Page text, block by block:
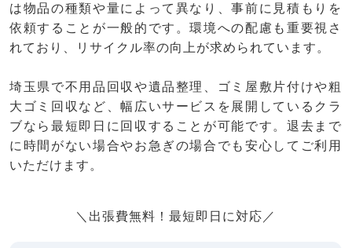
は物品の種類や量によって異なり、事前に見積もりを
依頼することが一般的です。環境への配慮も重要視さ
れており、リサイクル率の向上が求められています。
埼玉県で不用品回収や遺品整理、ゴミ屋敷片付けや粗
大ゴミ回収など、幅広いサービスを展開しているクラ
ブなら最短即日に回収することが可能です。退去まで
に時間がない場合やお急ぎの場合でも安心してご利用
いただけます。
＼出張費無料！最短即日に対応／